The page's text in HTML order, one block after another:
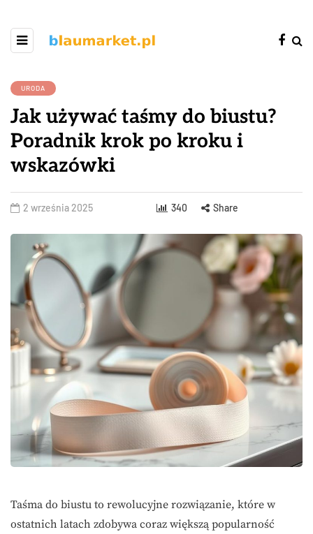
URODA
Jak używać taśmy do biustu?
Poradnik krok po kroku i
wskazówki
2 września 2025 340 Share
Taśma do biustu to rewolucyjne rozwiązanie, które w
ostatnich latach zdobywa coraz większą popularność